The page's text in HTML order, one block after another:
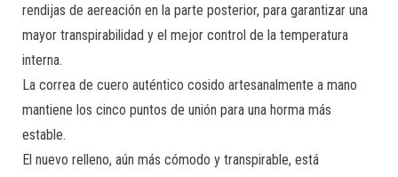
rendijas de aereación en la parte posterior, para garantizar una
mayor transpirabilidad y el mejor control de la temperatura
interna.
La correa de cuero auténtico cosido artesanalmente a mano
mantiene los cinco puntos de unión para una horma más
estable.
El nuevo relleno, aún más cómodo y transpirable, está